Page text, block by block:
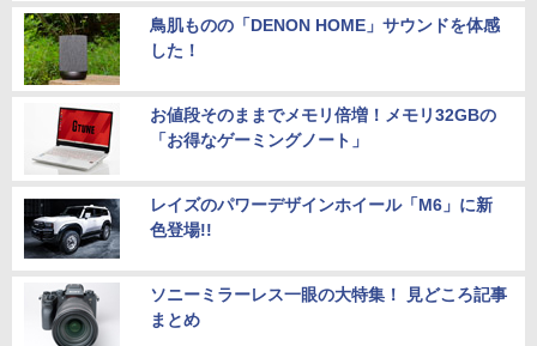
鳥肌ものの「DENON HOME」サウンドを体感
した！
お値段そのままでメモリ倍増！メモリ32GBの
「お得なゲーミングノート」
レイズのパワーデザインホイール「M6」に新
色登場!!
ソニーミラーレス一眼の大特集！ 見どころ記事
まとめ